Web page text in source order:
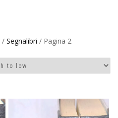
/ Segnalibri / Pagina 2